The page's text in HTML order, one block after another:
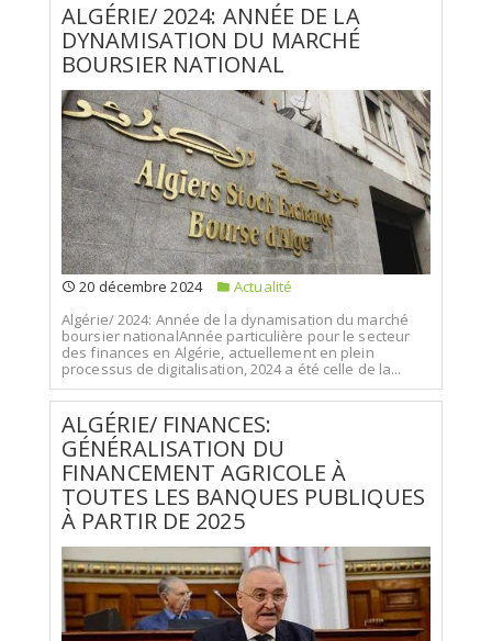
ALGÉRIE/ 2024: ANNÉE DE LA
DYNAMISATION DU MARCHÉ
BOURSIER NATIONAL
20 décembre 2024
Actualité
Algérie/ 2024: Année de la dynamisation du marché
boursier nationalAnnée particulière pour le secteur
des finances en Algérie, actuellement en plein
processus de digitalisation, 2024 a été celle de la...
ALGÉRIE/ FINANCES:
GÉNÉRALISATION DU
FINANCEMENT AGRICOLE À
TOUTES LES BANQUES PUBLIQUES
À PARTIR DE 2025